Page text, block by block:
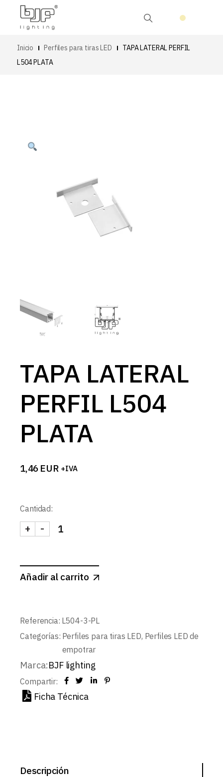
Inicio Perfiles para tiras LED
TAPA LATERAL PERFIL
L504 PLATA
TAPA LATERAL
PERFIL L504
PLATA
1,46 EUR +IVA
Cantidad:
TAPA LATERAL PERFIL L504 PLATA cantidad
-
+
Añadir al carrito
Referencia: L504-3-PL
Categorías: Perfiles para tiras LED, Perfiles LED de
empotrar
Marca:BJF lighting
Compartir:
Ficha Técnica
Descripción